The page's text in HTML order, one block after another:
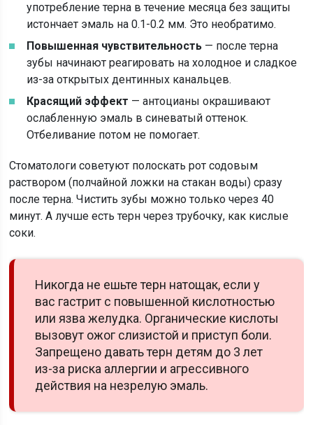
употребление терна в течение месяца без защиты
истончает эмаль на 0.1-0.2 мм. Это необратимо.
Повышенная чувствительность — после терна
зубы начинают реагировать на холодное и сладкое
из-за открытых дентинных канальцев.
Красящий эффект — антоцианы окрашивают
ослабленную эмаль в синеватый оттенок.
Отбеливание потом не помогает.
Стоматологи советуют полоскать рот содовым
раствором (полчайной ложки на стакан воды) сразу
после терна. Чистить зубы можно только через 40
минут. А лучше есть терн через трубочку, как кислые
соки.
Никогда не ешьте терн натощак, если у
вас гастрит с повышенной кислотностью
или язва желудка. Органические кислоты
вызовут ожог слизистой и приступ боли.
Запрещено давать терн детям до 3 лет
из-за риска аллергии и агрессивного
действия на незрелую эмаль.